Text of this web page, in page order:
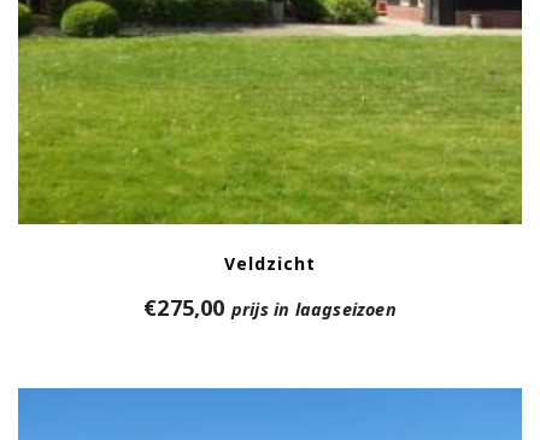
Veldzicht
€275,00 prijs in laagseizoen